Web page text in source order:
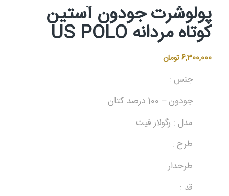
پولوشرت جودون آستین
کوتاه مردانه US POLO
6,300,000تومان
جنس :
جودون – 100 درصد کتان
مدل : رگولار فیت
طرح :
طرحدار
قد :